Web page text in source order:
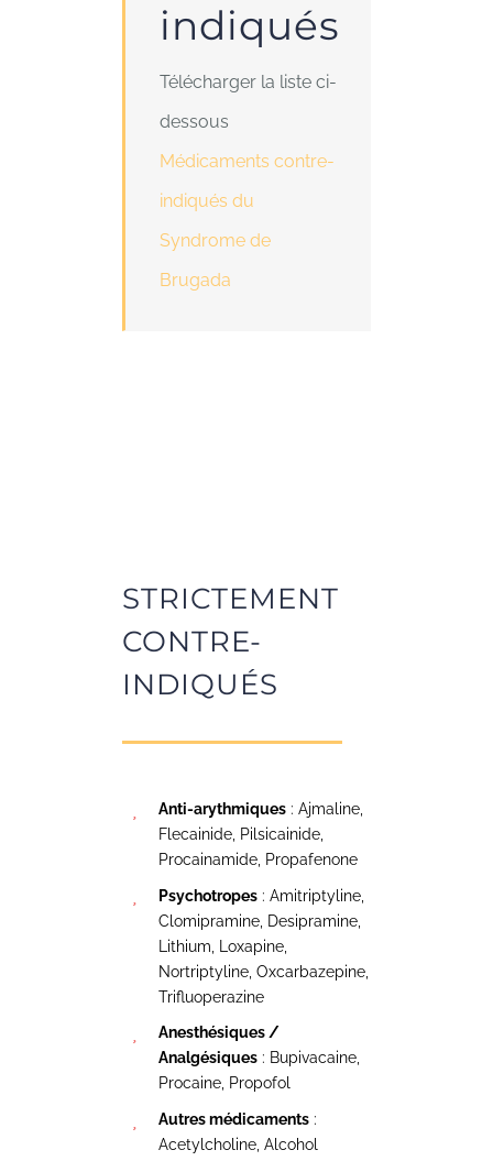
indiqués
Télécharger la liste ci-
dessous
Médicaments contre-
indiqués du
Syndrome de
Brugada
STRICTEMENT
CONTRE-
INDIQUÉS
Anti-arythmiques : Ajmaline,
Flecainide, Pilsicainide,
Procainamide, Propafenone
Psychotropes : Amitriptyline,
Clomipramine, Desipramine,
Lithium, Loxapine,
Nortriptyline, Oxcarbazepine,
Trifluoperazine
Anesthésiques /
Analgésiques : Bupivacaine,
Procaine, Propofol
Autres médicaments :
Acetylcholine, Alcohol